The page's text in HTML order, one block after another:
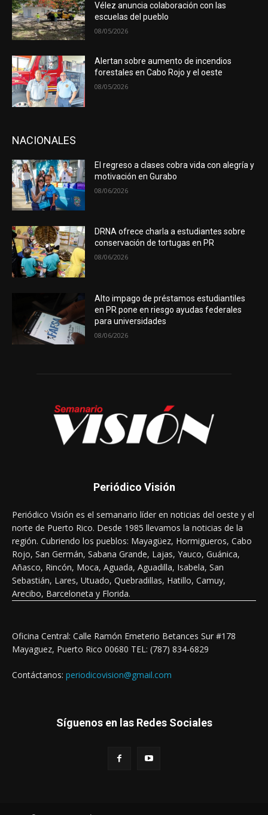
Vélez anuncia colaboración con las
escuelas del pueblo
08/05/2026
Alertan sobre aumento de incendios
forestales en Cabo Rojo y el oeste
08/05/2026
NACIONALES
El regreso a clases cobra vida con alegría y
motivación en Gurabo
08/06/2026
DRNA ofrece charla a estudiantes sobre
conservación de tortugas en PR
08/06/2026
Alto impago de préstamos estudiantiles
en PR pone en riesgo ayudas federales
para universidades
08/06/2026
Periódico Visión
Periódico Visión es el semanario líder en noticias del oeste y el
norte de Puerto Rico. Desde 1985 llevamos la noticias de la
región. Cubriendo los pueblos: Mayagüez, Hormigueros, Cabo
Rojo, San Germán, Sabana Grande, Lajas, Yauco, Guánica,
Añasco, Rincón, Moca, Aguada, Aguadilla, Isabela, San
Sebastián, Lares, Utuado, Quebradillas, Hatillo, Camuy,
Arecibo, Barceloneta y Florida.
Oficina Central: Calle Ramón Emeterio Betances Sur #178
Mayaguez, Puerto Rico 00680 TEL: (787) 834-6829
Contáctanos: periodicovision@gmail.com
Síguenos en las Redes Sociales